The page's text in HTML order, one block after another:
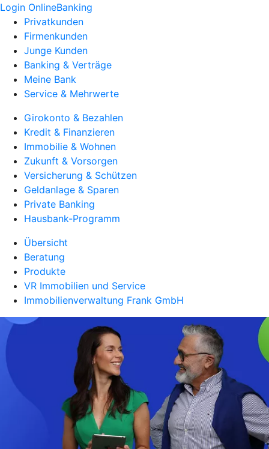
Login OnlineBanking
Privatkunden
Firmenkunden
Junge Kunden
Banking & Verträge
Meine Bank
Service & Mehrwerte
Girokonto & Bezahlen
Kredit & Finanzieren
Immobilie & Wohnen
Zukunft & Vorsorgen
Versicherung & Schützen
Geldanlage & Sparen
Private Banking
Hausbank-Programm
Übersicht
Beratung
Produkte
VR Immobilien und Service
Immobilienverwaltung Frank GmbH